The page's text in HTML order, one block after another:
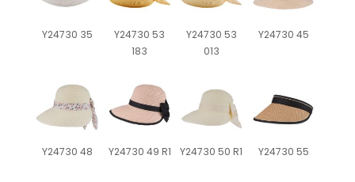
Y24730 35
Y24730 53
183
Y24730 53
013
Y24730 45
Y24730 48 Y24730 49 R1 Y24730 50 R1 Y24730 55